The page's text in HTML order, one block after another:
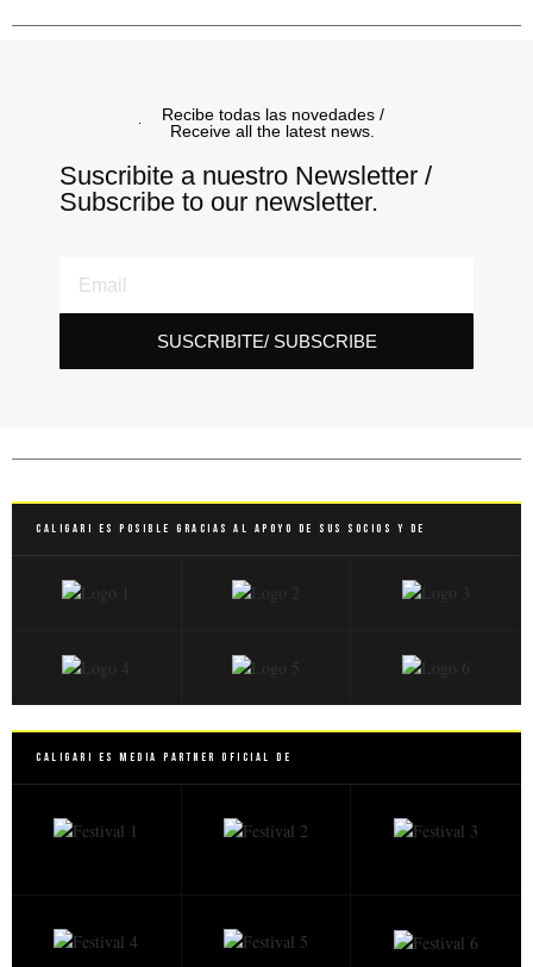
Recibe todas las novedades /
Receive all the latest news.
Suscribite a nuestro Newsletter /
Subscribe to our newsletter.
SUSCRIBITE/ SUBSCRIBE
Caligari es posible gracias al apoyo de sus socios y de
Caligari es Media Partner Oficial de